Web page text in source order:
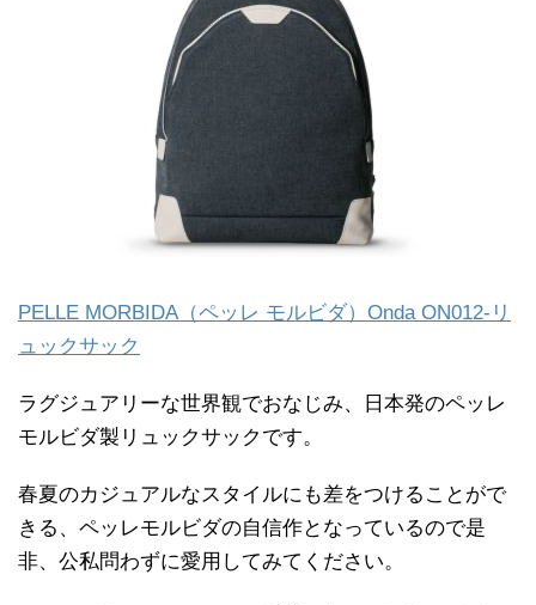
PELLE MORBIDA（ペッレ モルビダ）Onda ON012-リ
ュックサック
ラグジュアリーな世界観でおなじみ、日本発のペッレ
モルビダ製リュックサックです。
春夏のカジュアルなスタイルにも差をつけることがで
きる、ペッレモルビダの自信作となっているので是
非、公私問わずに愛用してみてください。